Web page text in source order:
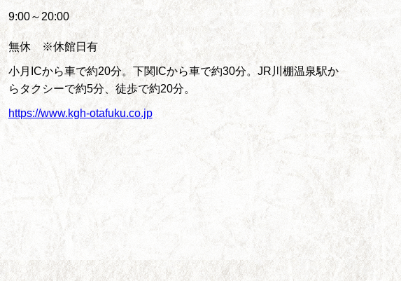
9:00～20:00
無休 ※休館日有
小月ICから車で約20分。下関ICから車で約30分。JR川棚温泉駅か
らタクシーで約5分、徒歩で約20分。
https://www.kgh-otafuku.co.jp